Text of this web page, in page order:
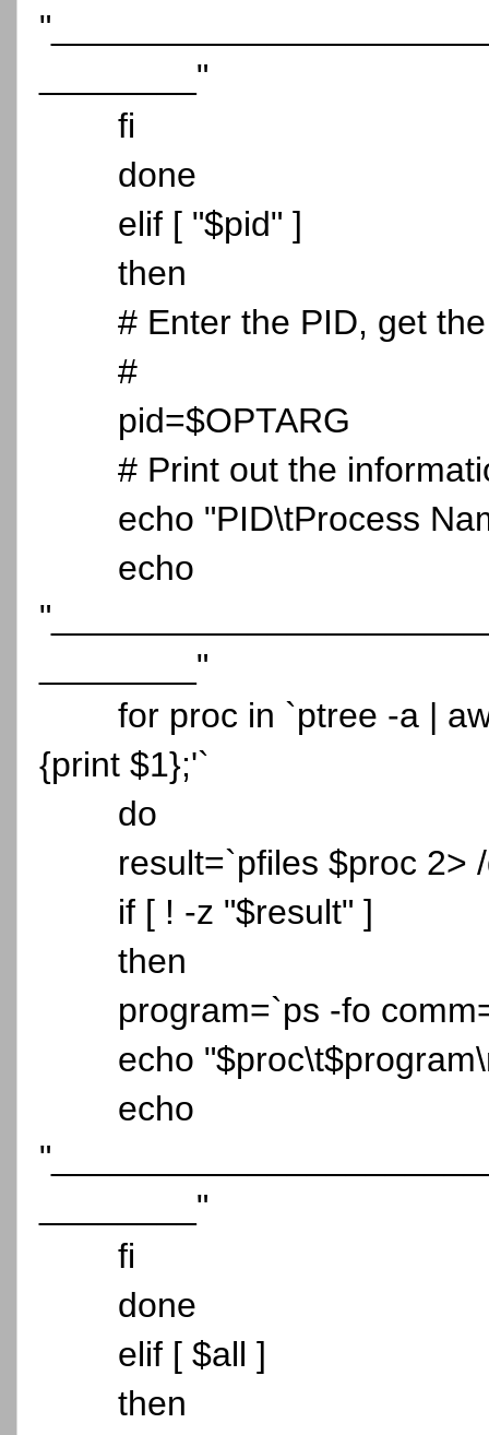
________"
fi
done
elif [ "$pid" ]
then
# Enter the PID, get
#
pid=$OPTARG
# Print out the
echo "PID\tProcess
echo
________"
for proc in `ptree -a |
{print $1};'`
do
result=`pfiles $proc 2>
if [ ! -z "$result" ]
then
program=`ps -fo
echo
echo
________"
fi
done
elif [ $all ]
then